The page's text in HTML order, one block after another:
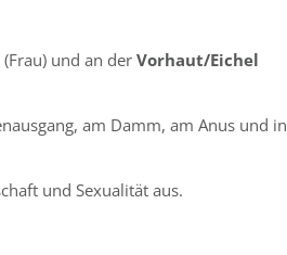
(Frau) und an der Vorhaut/Eichel
am Damm, am Anus und in
und Sexualität aus.